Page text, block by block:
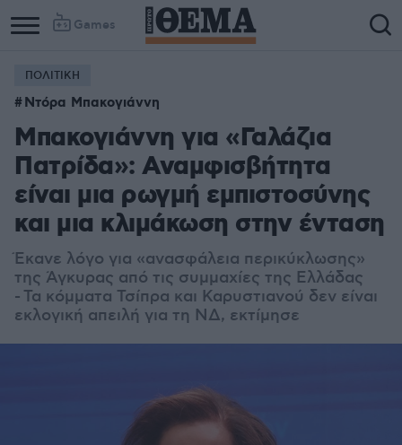
Games
ΠΟΛΙΤΙΚΗ
Ντόρα Μπακογιάννη
Μπακογιάννη για «Γαλάζια
Πατρίδα»: Αναμφισβήτητα
είναι μια ρωγμή εμπιστοσύνης
και μια κλιμάκωση στην ένταση
Έκανε λόγο για «ανασφάλεια περικύκλωσης»
της Άγκυρας από τις συμμαχίες της Ελλάδας
- Τα κόμματα Τσίπρα και Καρυστιανού δεν είναι
εκλογική απειλή για τη ΝΔ, εκτίμησε